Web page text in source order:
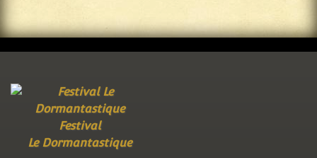
Festival
Le Dormantastique